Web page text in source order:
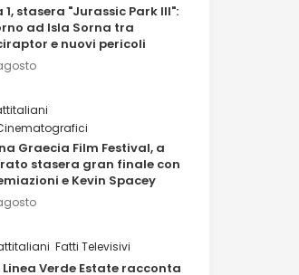
stasera "Jurassic Park III":
ad Isla Sorna tra
e nuovi pericoli
Graecia Film Festival, a
stasera gran finale con
e Kevin Spacey
Fatti Televisivi
Linea Verde Estate racconta